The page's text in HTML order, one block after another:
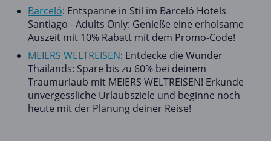
Barceló: Entspanne in Stil im Barceló Hotels
Santiago - Adults Only: Genieße eine erholsame
Auszeit mit 10% Rabatt mit dem Promo-Code!
MEIERS WELTREISEN: Entdecke die Wunder
Thailands: Spare bis zu 60% bei deinem
Traumurlaub mit MEIERS WELTREISEN! Erkunde
unvergessliche Urlaubsziele und beginne noch
heute mit der Planung deiner Reise!